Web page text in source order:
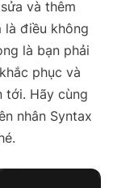
và thêm
là điều không
là bạn phải
phục và
tới. Hãy cùng
nhân Syntax